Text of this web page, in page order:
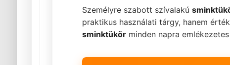
Személyre szabott szívalakú
praktikus használati tárgy, hanem
sminktükörminden napra